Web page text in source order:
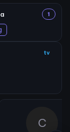
1
tv
C